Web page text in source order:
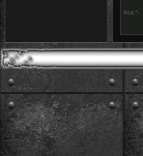
Код *: